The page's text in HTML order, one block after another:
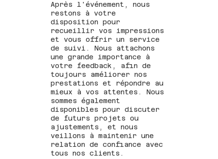
Après l'événement, nous
restons à votre
disposition pour
recueillir vos impressions
et vous offrir un service
de suivi. Nous attachons
une grande importance à
votre feedback, afin de
toujours améliorer nos
prestations et répondre au
mieux à vos attentes. Nous
sommes également
disponibles pour discuter
de futurs projets ou
ajustements, et nous
veillons à maintenir une
relation de confiance avec
tous nos clients.